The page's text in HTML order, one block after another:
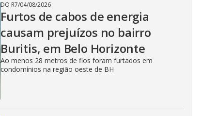
DO R7/04/08/2026
Furtos de cabos de energia
causam prejuízos no bairro
Buritis, em Belo Horizonte
Ao menos 28 metros de fios foram furtados em
condomínios na região oeste de BH